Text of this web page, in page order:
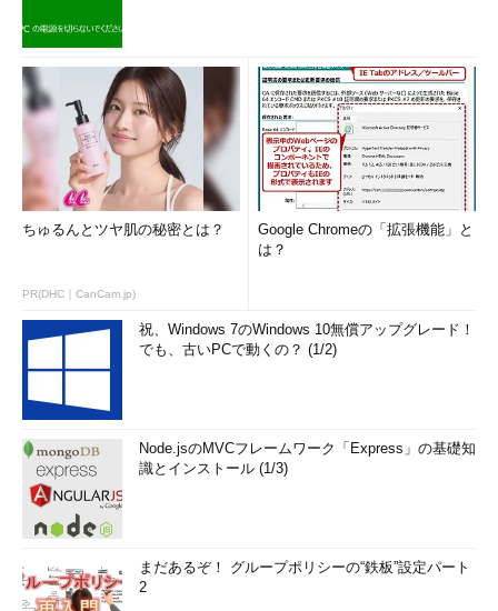
ちゅるんとツヤ肌の秘密とは？
PR(DHC｜CanCam.jp)
Google Chromeの「拡張機能」と
は？
祝、Windows 7のWindows 10無償アップグレード！
でも、古いPCで動くの？ (1/2)
Node.jsのMVCフレームワーク「Express」の基礎知
識とインストール (1/3)
まだあるぞ！ グループポリシーの“鉄板”設定パート
2